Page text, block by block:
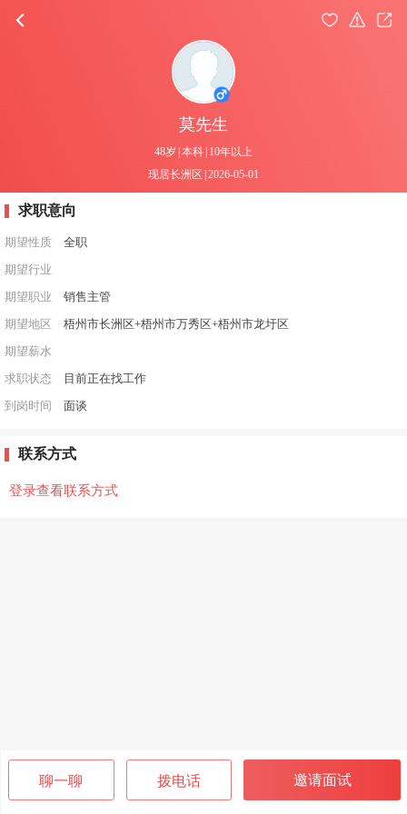
聊一聊 拨电话 邀请面试
莫先生
48岁 本科 10年以上
现居长洲区 2026-05-01
求职意向
期望性质
全职
期望行业
期望职业
销售主管
期望地区
梧州市长洲区+梧州市万秀区+梧州市龙圩区
期望薪水
求职状态
目前正在找工作
到岗时间
面谈
联系方式
登录查看联系方式